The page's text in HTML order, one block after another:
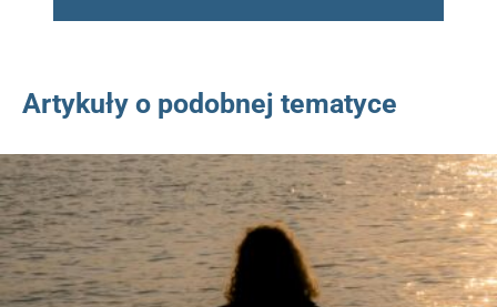
Artykuły o podobnej tematyce